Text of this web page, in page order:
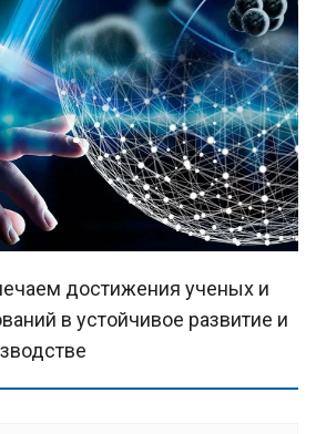
достижения ученых и
в устойчивое развитие и